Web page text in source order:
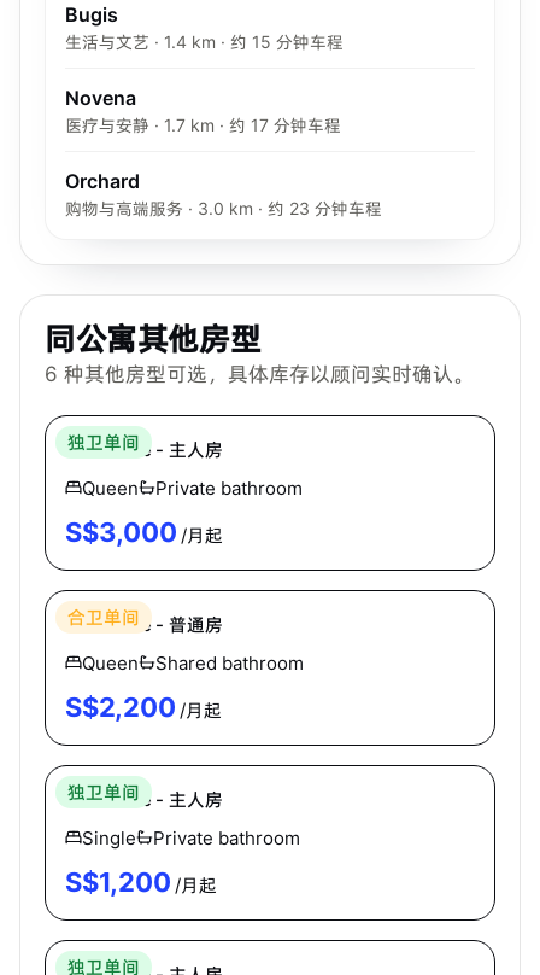
Bugis
生活与文艺 · 1.4 km · 约 15 分钟车程
Novena
医疗与安静 · 1.7 km · 约 17 分钟车程
Orchard
购物与高端服务 · 3.0 km · 约 23 分钟车程
同公寓其他房型
6 种其他房型可选，具体库存以顾问实时确认。
独卫单间
Hei Homes
Kerrisdale - 主人房
Queen
Private bathroom
S$3,000 /月起
合卫单间
Kerrisdale - 普通房
Queen
Shared bathroom
S$2,200 /月起
独卫单间
Kerrisdale - 主人房
Single
Private bathroom
S$1,200 /月起
独卫单间